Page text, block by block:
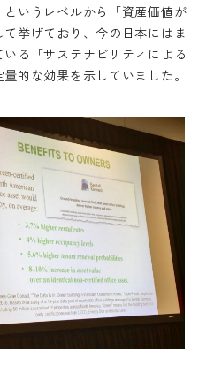
いうレベルから「資産価値が
て挙げており、今の日本にはま
る「サステナビリティによる
的な効果を示していました。